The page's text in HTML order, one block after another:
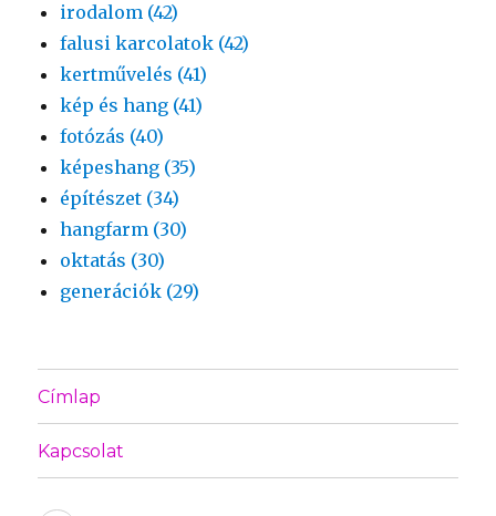
irodalom (42)
falusi karcolatok (42)
kertművelés (41)
kép és hang (41)
fotózás (40)
képeshang (35)
építészet (34)
hangfarm (30)
oktatás (30)
generációk (29)
Címlap
Kapcsolat